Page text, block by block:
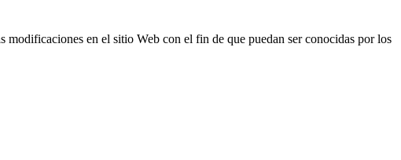
en el sitio Web con el fin de que puedan ser conocidas por los